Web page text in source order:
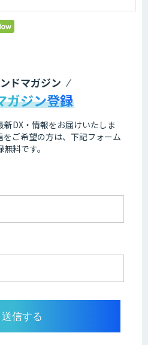
ドマガジン
ガジン登録
DX・情報をお届けいたしま
ご希望の方は、下記フォーム
料です。